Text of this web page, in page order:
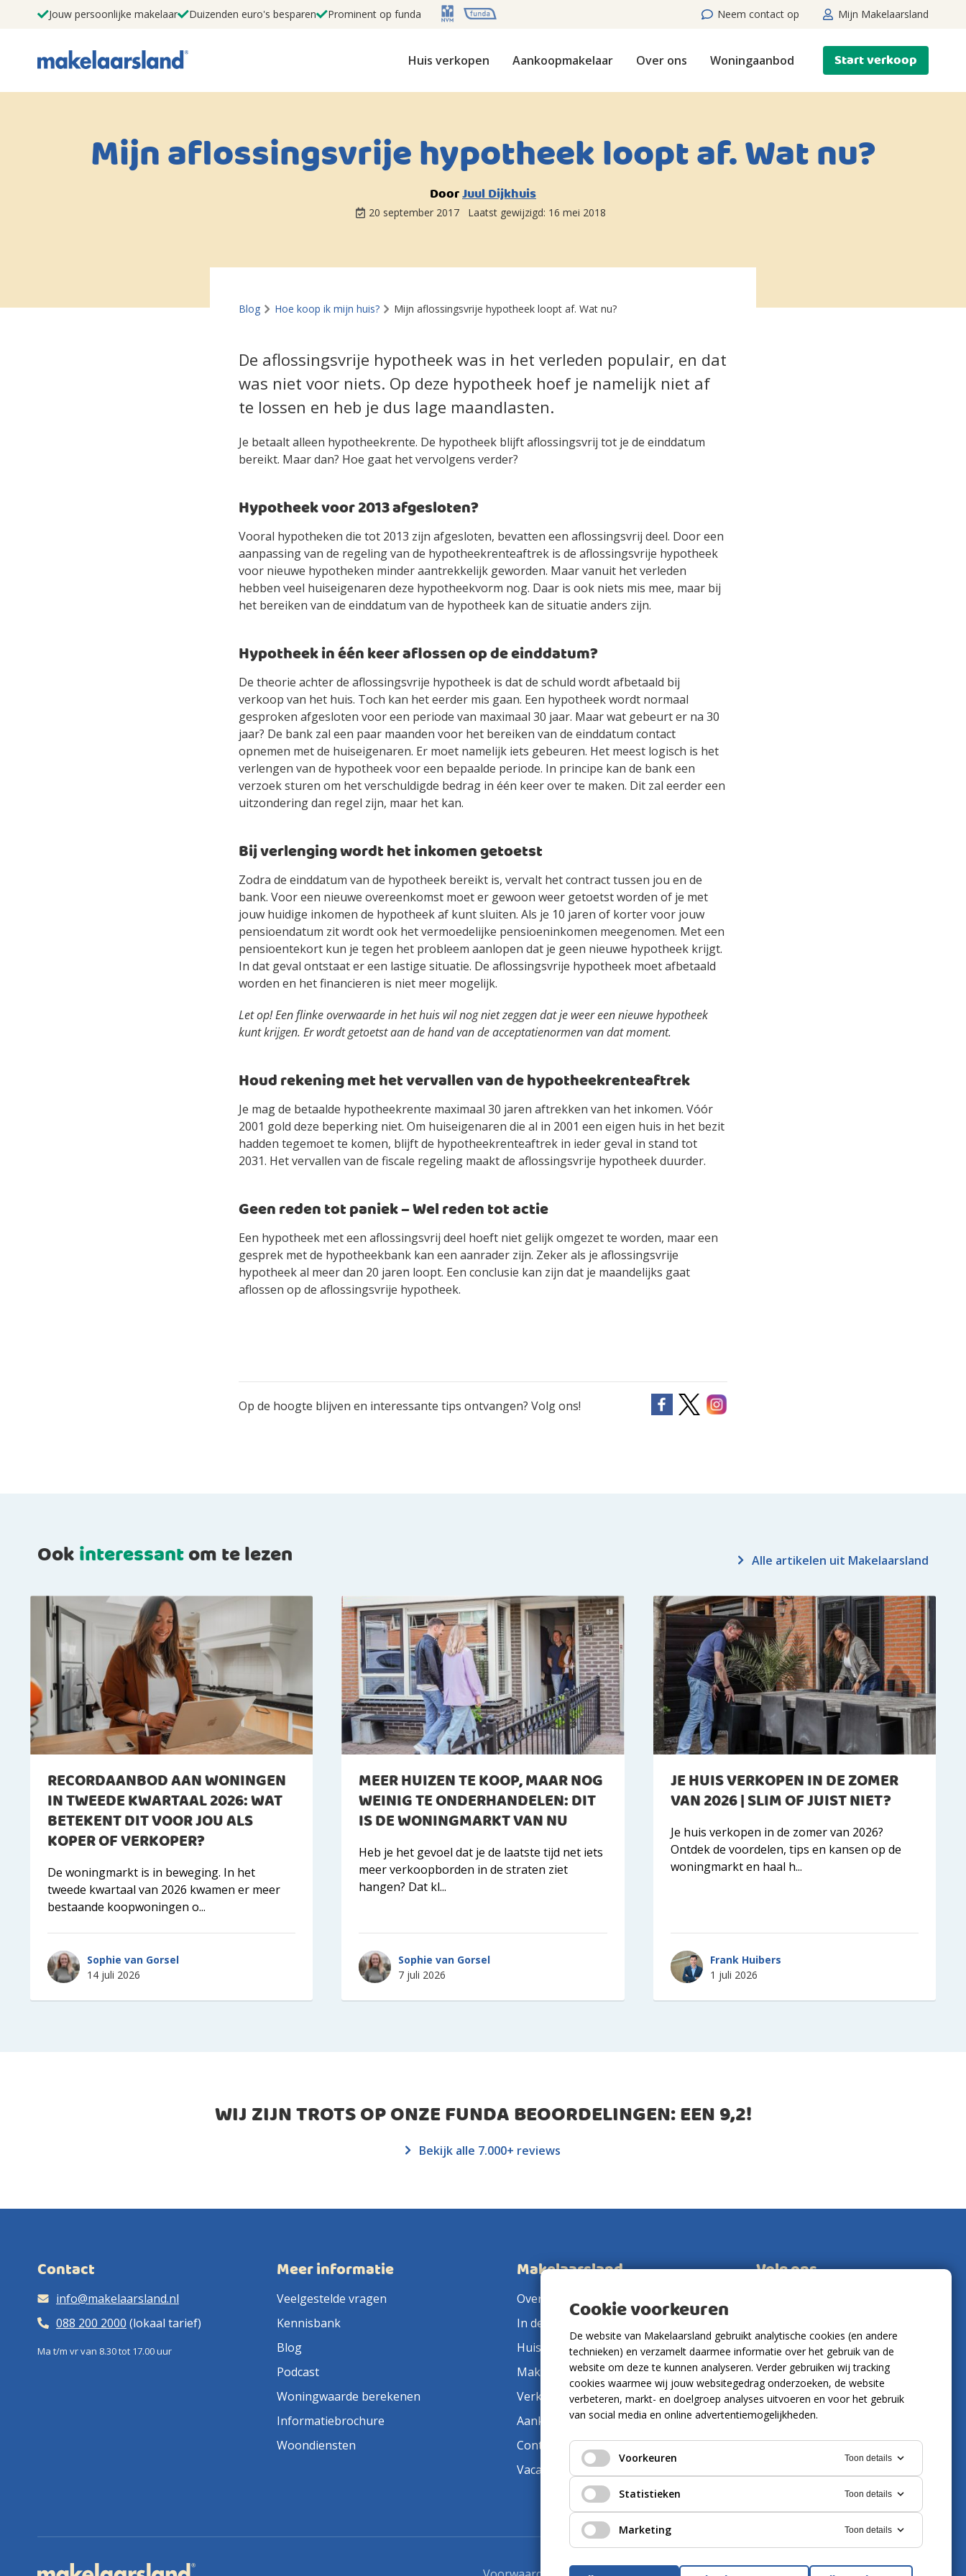
Jouw persoonlijke makelaar Duizenden euro's besparen Prominent op funda Neem contact op Mijn Makelaarsland
Huis verkopen Aankoopmakelaar Over ons Woningaanbod Start verkoop
Mijn aflossingsvrije hypotheek loopt af. Wat nu?
DoorJuul Dijkhuis
20 september 2017 Laatst gewijzigd: 16 mei 2018
Blog Hoe koop ik mijn huis? Mijn aflossingsvrije hypotheek loopt af. Wat nu?
De aflossingsvrije hypotheek was in het verleden populair, en dat
was niet voor niets. Op deze hypotheek hoef je namelijk niet af
te lossen en heb je dus lage maandlasten.
Je betaalt alleen hypotheekrente. De hypotheek blijft aflossingsvrij tot je de einddatum
bereikt. Maar dan? Hoe gaat het vervolgens verder?
Hypotheek voor 2013 afgesloten?
Vooral hypotheken die tot 2013 zijn afgesloten, bevatten een aflossingsvrij deel. Door een
aanpassing van de regeling van de hypotheekrenteaftrek is de aflossingsvrije hypotheek
voor nieuwe hypotheken minder aantrekkelijk geworden. Maar vanuit het verleden
hebben veel huiseigenaren deze hypotheekvorm nog. Daar is ook niets mis mee, maar bij
het bereiken van de einddatum van de hypotheek kan de situatie anders zijn.
Hypotheek in één keer aflossen op de einddatum?
De theorie achter de aflossingsvrije hypotheek is dat de schuld wordt afbetaald bij
verkoop van het huis. Toch kan het eerder mis gaan. Een hypotheek wordt normaal
gesproken afgesloten voor een periode van maximaal 30 jaar. Maar wat gebeurt er na 30
jaar? De bank zal een paar maanden voor het bereiken van de einddatum contact
opnemen met de huiseigenaren. Er moet namelijk iets gebeuren. Het meest logisch is het
verlengen van de hypotheek voor een bepaalde periode. In principe kan de bank een
verzoek sturen om het verschuldigde bedrag in één keer over te maken. Dit zal eerder een
uitzondering dan regel zijn, maar het kan.
Bij verlenging wordt het inkomen getoetst
Zodra de einddatum van de hypotheek bereikt is, vervalt het contract tussen jou en de
bank. Voor een nieuwe overeenkomst moet er gewoon weer getoetst worden of je met
jouw huidige inkomen de hypotheek af kunt sluiten. Als je 10 jaren of korter voor jouw
pensioendatum zit wordt ook het vermoedelijke pensioeninkomen meegenomen. Met een
pensioentekort kun je tegen het probleem aanlopen dat je geen nieuwe hypotheek krijgt.
In dat geval ontstaat er een lastige situatie. De aflossingsvrije hypotheek moet afbetaald
worden en het financieren is niet meer mogelijk.
Let op! Een flinke overwaarde in het huis wil nog niet zeggen dat je weer een nieuwe hypotheek
kunt krijgen. Er wordt getoetst aan de hand van de acceptatienormen van dat moment.
Houd rekening met het vervallen van de hypotheekrenteaftrek
Je mag de betaalde hypotheekrente maximaal 30 jaren aftrekken van het inkomen. Vóór
2001 gold deze beperking niet. Om huiseigenaren die al in 2001 een eigen huis in het bezit
hadden tegemoet te komen, blijft de hypotheekrenteaftrek in ieder geval in stand tot
2031. Het vervallen van de fiscale regeling maakt de aflossingsvrije hypotheek duurder.
Geen reden tot paniek – Wel reden tot actie
Een hypotheek met een aflossingsvrij deel hoeft niet gelijk omgezet te worden, maar een
gesprek met de hypotheekbank kan een aanrader zijn. Zeker als je aflossingsvrije
hypotheek al meer dan 20 jaren loopt. Een conclusie kan zijn dat je maandelijks gaat
aflossen op de aflossingsvrije hypotheek.
Op de hoogte blijven en interessante tips ontvangen? Volg ons!
Ookinteressantom te lezen Alle artikelen uit Makelaarsland
RECORDAANBOD AAN WONINGEN
IN TWEEDE KWARTAAL 2026: WAT
BETEKENT DIT VOOR JOU ALS
KOPER OF VERKOPER?
De woningmarkt is in beweging. In het
tweede kwartaal van 2026 kwamen er meer
bestaande koopwoningen o...
Sophie van Gorsel
14 juli 2026
MEER HUIZEN TE KOOP, MAAR NOG
WEINIG TE ONDERHANDELEN: DIT
IS DE WONINGMARKT VAN NU
Heb je het gevoel dat je de laatste tijd net iets
meer verkoopborden in de straten ziet
hangen? Dat kl...
Sophie van Gorsel
7 juli 2026
JE HUIS VERKOPEN IN DE ZOMER
VAN 2026 | SLIM OF JUIST NIET?
Je huis verkopen in de zomer van 2026?
Ontdek de voordelen, tips en kansen op de
woningmarkt en haal h...
Frank Huibers
1 juli 2026
WIJ ZIJN TROTS OP ONZE FUNDA BEOORDELINGEN: EEN9,2!
Bekijk alle 7.000+ reviews
Contact
info@makelaarsland.nl
088 200 2000 (lokaal tarief)
Ma t/m vr van 8.30 tot 17.00 uur
Meer informatie
Veelgestelde vragen
Kennisbank
Blog
Podcast
Woningwaarde berekenen
Informatiebrochure
Woondiensten
Makelaarsland
Over ons
In de pers
Huis verkopen
Makelaar in de buurt
Verkoopmakelaar
Aankoopmakelaar
Contact
Vacatures
Volg ons
Cookie voorkeuren
De website van Makelaarsland gebruikt analytische cookies (en andere
technieken) en verzamelt daarmee informatie over het gebruik van de
website om deze te kunnen analyseren. Verder gebruiken wij tracking
cookies waarmee wij jouw websitegedrag onderzoeken, de website
verbeteren, markt- en doelgroep analyses uitvoeren en voor het gebruik
van social media en online advertentiemogelijkheden.
Voorkeuren Toon details
Statistieken Toon details
Marketing Toon details